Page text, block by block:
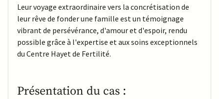
Leur voyage extraordinaire vers la concrétisation de
leur rêve de fonder une famille est un témoignage
vibrant de persévérance, d'amour et d'espoir, rendu
possible grâce à l'expertise et aux soins exceptionnels
du Centre Hayet de Fertilité.
Présentation du cas :